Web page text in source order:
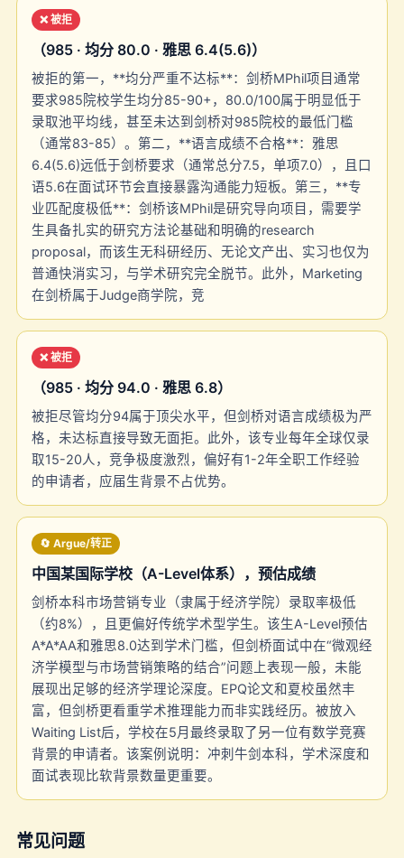
❌ 被拒
（985 · 均分 80.0 · 雅思 6.4(5.6)）
被拒的第一，**均分严重不达标**：剑桥MPhil项目通常
要求985院校学生均分85-90+，80.0/100属于明显低于
录取池平均线，甚至未达到剑桥对985院校的最低门槛
（通常83-85）。第二，**语言成绩不合格**：雅思
6.4(5.6)远低于剑桥要求（通常总分7.5，单项7.0），且口
语5.6在面试环节会直接暴露沟通能力短板。第三，**专
业匹配度极低**：剑桥该MPhil是研究导向项目，需要学
生具备扎实的研究方法论基础和明确的research
proposal，而该生无科研经历、无论文产出、实习也仅为
普通快消实习，与学术研究完全脱节。此外，Marketing
在剑桥属于Judge商学院，竞
❌ 被拒
（985 · 均分 94.0 · 雅思 6.8）
被拒尽管均分94属于顶尖水平，但剑桥对语言成绩极为严
格，未达标直接导致无面拒。此外，该专业每年全球仅录
取15-20人，竞争极度激烈，偏好有1-2年全职工作经验
的申请者，应届生背景不占优势。
🔄 Argue/转正
中国某国际学校（A-Level体系），预估成绩
剑桥本科市场营销专业（隶属于经济学院）录取率极低
（约8%），且更偏好传统学术型学生。该生A-Level预估
A*A*AA和雅思8.0达到学术门槛，但剑桥面试中在“微观经
济学模型与市场营销策略的结合”问题上表现一般，未能
展现出足够的经济学理论深度。EPQ论文和夏校虽然丰
富，但剑桥更看重学术推理能力而非实践经历。被放入
Waiting List后，学校在5月最终录取了另一位有数学竞赛
背景的申请者。该案例说明：冲刺牛剑本科，学术深度和
面试表现比软背景数量更重要。
常见问题